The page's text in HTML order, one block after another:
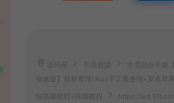
手游资源
大话回合手游
修改版】最新整理Linux手工服务端+安卓苹
细搭建教程+视频教程 https://